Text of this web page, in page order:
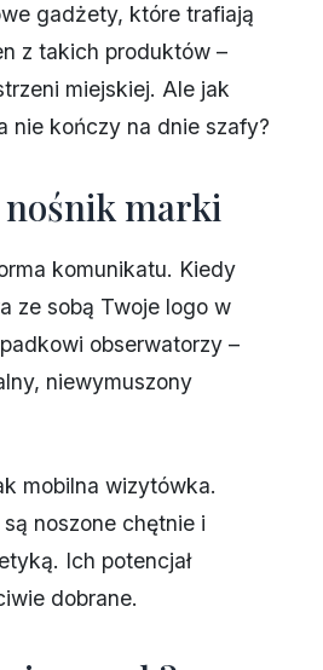
gadżety, które trafiają
z takich produktów –
miejskiej. Ale jak
nie kończy na dnie szafy?
marki
komunikatu. Kiedy
ze sobą Twoje logo w
obserwatorzy –
niewymuszony
mobilna wizytówka.
noszone chętnie i
Ich potencjał
dobrane.